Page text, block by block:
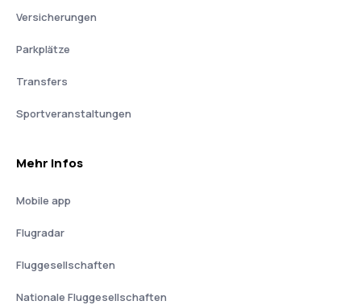
Versicherungen
Parkplätze
Transfers
Sportveranstaltungen
Mehr Infos
Mobile app
Flugradar
Fluggesellschaften
Nationale Fluggesellschaften